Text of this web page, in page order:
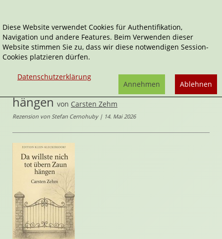
Home
Belletristik
Da willste nich tot übern Zaun hängen
Edition Klein-Kleckersdorf
Da willste nich tot übern Zaun
hängen von Carsten Zehm
Rezension von Stefan Cernohuby | 14. Mai 2026
Diese Website verwendet Cookies für Authentifikation,
Navigation und andere Features. Beim Verwenden dieser
Website stimmen Sie zu, dass wir diese notwendigen Session-
Cookies platzieren dürfen.
Datenschutzerklärung
Ablehnen
Annehmen